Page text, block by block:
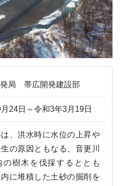
局 帯広開発建設部
24日～令和3年3月19日
、洪水時に水位の上昇や
の原因ともなる、音更川
の樹木を伐採するととも
に堆積した土砂の掘削を